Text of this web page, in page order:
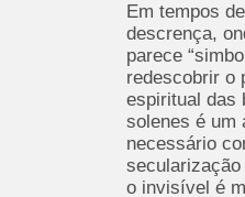
Em tempos
descrença,
parece
redescobrir o
espiritual das
solenes é um
necessário
o invisível é